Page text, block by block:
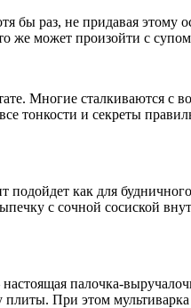
бы раз, не придавая этому
же может произойти с
Многие сталкиваются с
тонкости и секреты
как для
с сочной сосиской
палочка-
При этом